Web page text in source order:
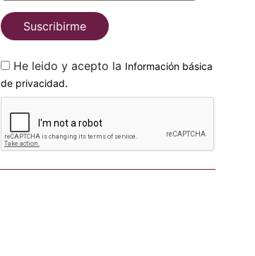
Suscribirme
He leido y acepto la Información básica
de privacidad.